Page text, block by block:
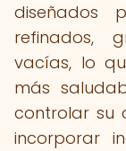
diseñados
refinados,
vacías, lo
más
controlar su
incorporar